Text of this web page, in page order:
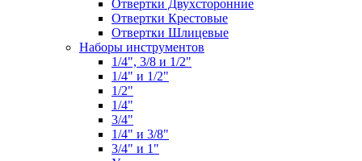
Отвертки Двухсторонние
Отвертки Крестовые
Отвертки Шлицевые
Наборы инструментов
1/4", 3/8 и 1/2"
1/4" и 1/2"
1/2"
1/4"
3/4"
1/4" и 3/8"
3/4" и 1"